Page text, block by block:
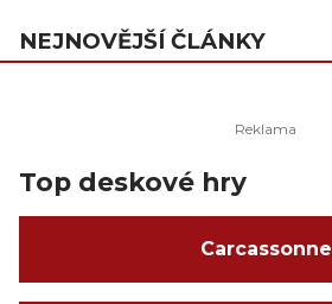
NEJNOVĚJŠÍ ČLÁNKY
Top deskové hry
Carcassonne